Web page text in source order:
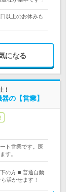
以上のお休みも
になる
！
の【営業】
ト営業です。医
す。
の方 ■ 普通自動
活かせます！